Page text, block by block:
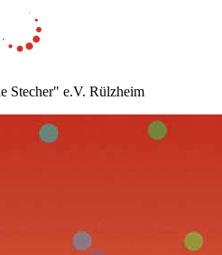
Stecher" e.V. Rülzheim